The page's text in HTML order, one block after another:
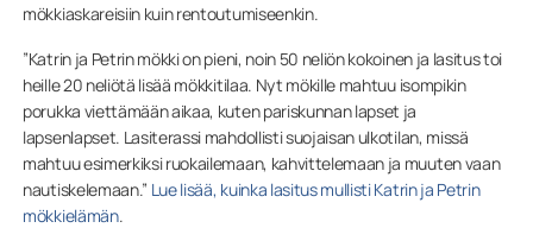
mökkiaskareisiin kuin rentoutumiseenkin.
”Katrin ja Petrin mökki on pieni, noin 50 neliön kokoinen ja lasitus toi
heille 20 neliötä lisää mökkitilaa. Nyt mökille mahtuu isompikin
porukka viettämään aikaa, kuten pariskunnan lapset ja
lapsenlapset. Lasiterassi mahdollisti suojaisan ulkotilan, missä
mahtuu esimerkiksi ruokailemaan, kahvittelemaan ja muuten vaan
nautiskelemaan.” Lue lisää, kuinka lasitus mullisti Katrin ja Petrin
mökkielämän.